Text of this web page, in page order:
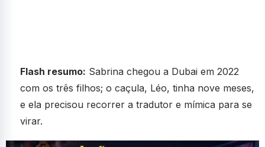
Flash resumo: Sabrina chegou a Dubai em 2022
com os três filhos; o caçula, Léo, tinha nove meses,
e ela precisou recorrer a tradutor e mímica para se
virar.